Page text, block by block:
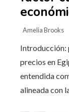
Amelia Brooks
Introducción:
precios en
entendida
alineada con